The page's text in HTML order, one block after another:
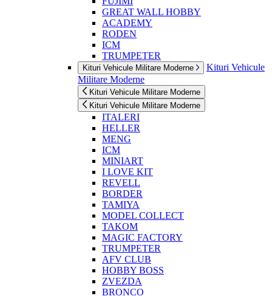
GREAT WALL HOBBY
ACADEMY
RODEN
ICM
TRUMPETER
Kituri Vehicule Militare Moderne
Kituri Vehicule
Militare Moderne
Kituri Vehicule Militare Moderne
Kituri Vehicule Militare Moderne
ITALERI
HELLER
MENG
ICM
MINIART
I LOVE KIT
REVELL
BORDER
TAMIYA
MODEL COLLECT
TAKOM
MAGIC FACTORY
TRUMPETER
AFV CLUB
HOBBY BOSS
ZVEZDA
BRONCO